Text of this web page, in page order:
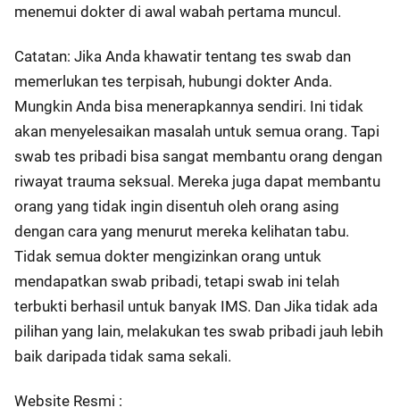
menemui dokter di awal wabah pertama muncul.
Catatan: Jika Anda khawatir tentang tes swab dan
memerlukan tes terpisah, hubungi dokter Anda.
Mungkin Anda bisa menerapkannya sendiri. Ini tidak
akan menyelesaikan masalah untuk semua orang. Tapi
swab tes pribadi bisa sangat membantu orang dengan
riwayat trauma seksual. Mereka juga dapat membantu
orang yang tidak ingin disentuh oleh orang asing
dengan cara yang menurut mereka kelihatan tabu.
Tidak semua dokter mengizinkan orang untuk
mendapatkan swab pribadi, tetapi swab ini telah
terbukti berhasil untuk banyak IMS. Dan Jika tidak ada
pilihan yang lain, melakukan tes swab pribadi jauh lebih
baik daripada tidak sama sekali.
Website Resmi :